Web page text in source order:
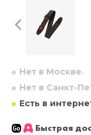
Нет в Москве.
Нет в Санкт-
Есть в
Быстрая